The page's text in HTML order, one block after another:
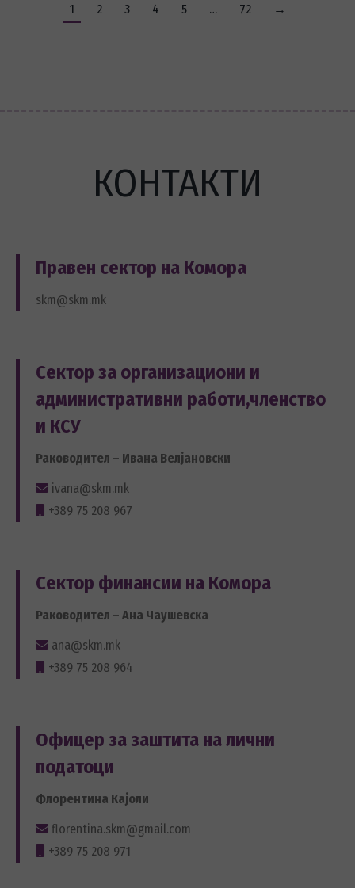
1 2 3 4 5 … 72 →
КОНТАКТИ
Правен сектор на Комора
skm@skm.mk
Сектор за организациони и
административни работи,членство
и КСУ
Раководител – Ивана Велјановски
ivana@skm.mk
+389 75 208 967
Сектор финансии на Комора
Раководител – Ана Чаушевска
ana@skm.mk
+389 75 208 964
Офицер за заштита на лични
податоци
Флорентина Кајоли
florentina.skm@gmail.com
+389 75 208 971